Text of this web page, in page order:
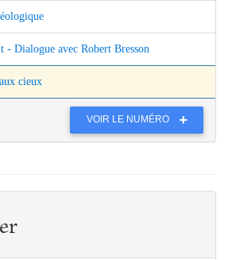
- Dialogue avec Robert Bresson
cieux
VOIR LE NUMÉRO